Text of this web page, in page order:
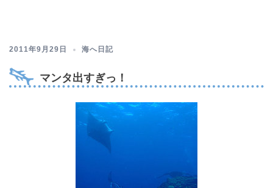
2011年9月29日 海へ日記
マンタ出すぎっ！